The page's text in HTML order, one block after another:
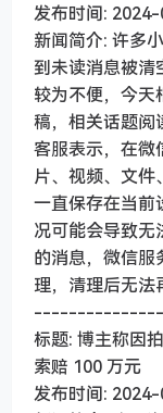
发布时间:
新闻简介: 许多
到未读消息被清
较为不便，今天
稿，相关话题阅
客服表示，在微
片、视频、文件
一直保存在当前
况可能会导致无
的消息，微信服
理，清理后无法
标题: 博主称因
索赔 100 万元
发布时间: